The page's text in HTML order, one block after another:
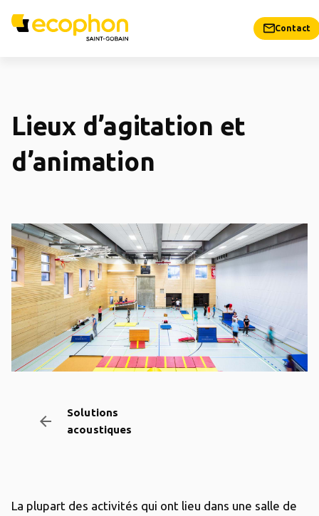
Contact
Lieux d’agitation et
d’animation
Solutions
acoustiques
arrow_backward
La plupart des activités qui ont lieu dans une salle de